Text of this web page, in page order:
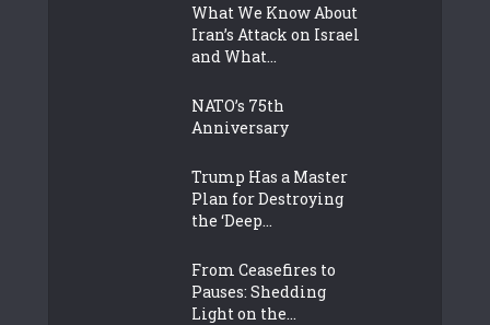
What We Know About
Iran’s Attack on Israel
and What...
NATO’s 75th
Anniversary
Trump Has a Master
Plan for Destroying
the ‘Deep...
From Ceasefires to
Pauses: Shedding
Light on the...